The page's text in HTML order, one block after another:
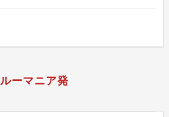
ルーマニア発